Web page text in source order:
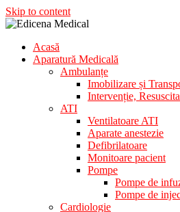
Skip to content
Edicena Medical
Aparatura Medicala
Acasă
Aparatură Medicală
Ambulanțe
Imobilizare și
Intervenție,
ATI
Ventilatoare ATI
Aparate anestezie
Defibrilatoare
Monitoare pacient
Pompe
Pompe de
Pompe de
Cardiologie